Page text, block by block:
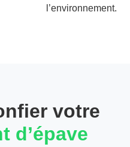
l’environnement.
votre
d’épave